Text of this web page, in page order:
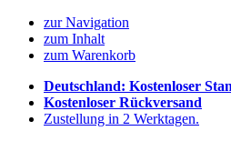
zur Navigation
zum Inhalt
zum Warenkorb
Deutschland: Kostenloser
Kostenloser Rückversand
Zustellung in 2 Werktagen.